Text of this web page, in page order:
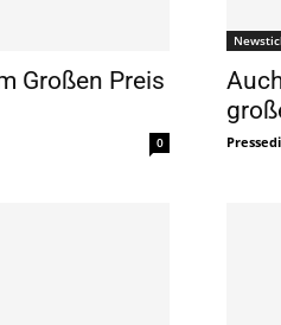
Großen Preis
0